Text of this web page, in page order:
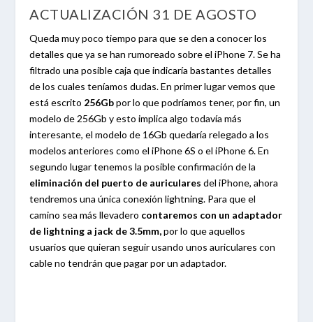
ACTUALIZACIÓN 31 DE AGOSTO
Queda muy poco tiempo para que se den a conocer los
detalles que ya se han rumoreado sobre el iPhone 7. Se ha
filtrado una posible caja que indicaría bastantes detalles
de los cuales teníamos dudas. En primer lugar vemos que
está escrito 256Gbpor lo que podríamos tener, por fin, un
modelo de 256Gb y esto implica algo todavía más
interesante, el modelo de 16Gb quedaría relegado a los
modelos anteriores como el iPhone 6S o el iPhone 6. En
segundo lugar tenemos la posible confirmación de la
eliminación del puerto de auriculares del iPhone, ahora
tendremos una única conexión lightning. Para que el
camino sea más llevadero contaremos con un adaptador
de lightning a jack de 3.5mm,por lo que aquellos
usuarios que quieran seguir usando unos auriculares con
cable no tendrán que pagar por un adaptador.